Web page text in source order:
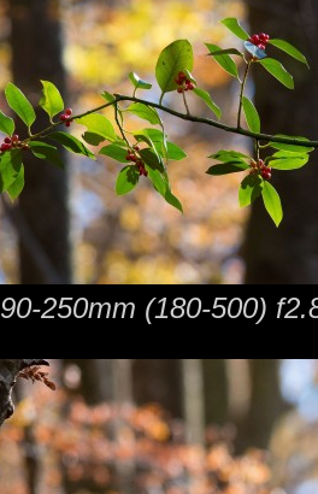
90-250mm (180-500)